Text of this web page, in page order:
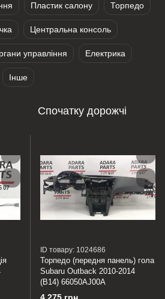
Пластик салону Торпедо
Центральна консоль
управління Електрика
Інше
Спочатку дорожчі
ID товару: 1024686
Торпедо (передня панель) гола
Subaru Outback 2010-2014
(B14) 66050AJ00A